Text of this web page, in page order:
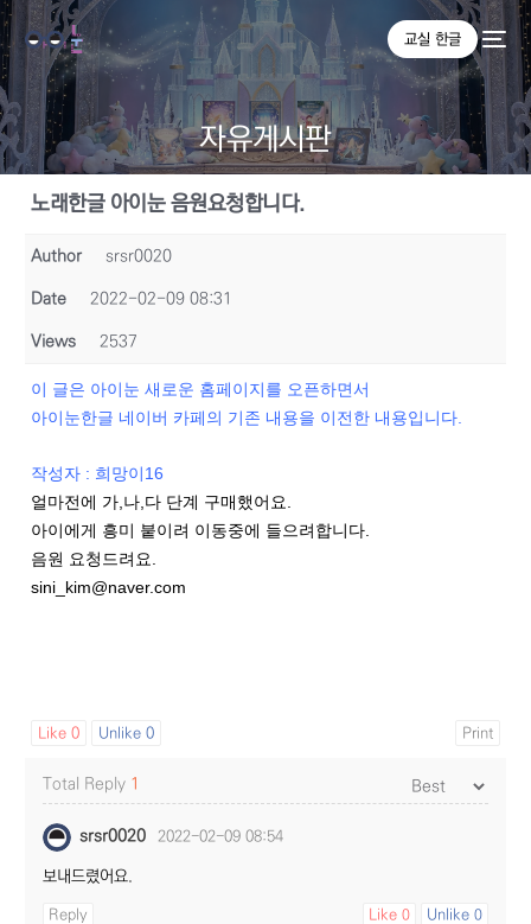
교실 한글
자유게시판
노래한글 아이눈 음원요청합니다.
Author srsr0020
Date 2022-02-09 08:31
Views 2537
이 글은 아이눈 새로운 홈페이지를 오픈하면서
아이눈한글 네이버 카페의 기존 내용을 이전한 내용입니다.
작성자 : 희망이16
얼마전에 가,나,다 단계 구매했어요.
아이에게 흥미 붙이려 이동중에 들으려합니다.
음원 요청드려요.
sini_kim@naver.com
Like0 Unlike0 Print
Total Reply 1
srsr0020 2022-02-09 08:54
보내드렸어요.
Reply Like 0 Unlike 0